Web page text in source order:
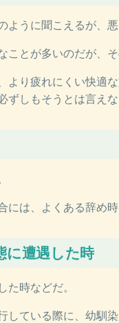
ように聞こえるが、悪
とが多いのだが、そ
より疲れにくい快適
しもそうとは言えな
は、よくある辞め時
に遭遇した時
時などだ。
している際に、幼馴